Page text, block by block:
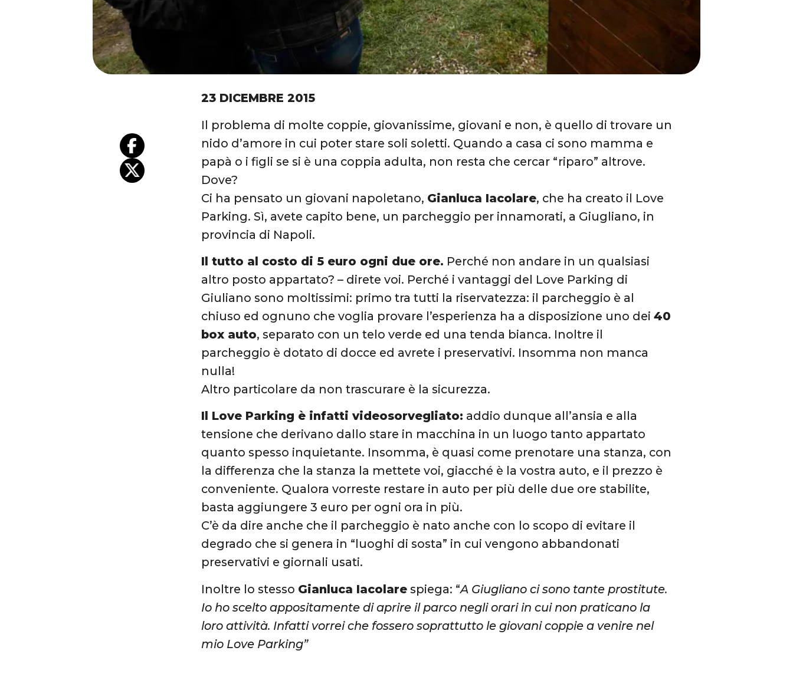
23 DICEMBRE 2015
Il problema di molte coppie, giovanissime, giovani e non, è quello di trovare un
nido d’amore in cui poter stare soli soletti. Quando a casa ci sono mamma e
papà o i figli se si è una coppia adulta, non resta che cercar “riparo” altrove.
Dove?
Ci ha pensato un giovani napoletano, Gianluca Iacolare, che ha creato il Love
Parking. Sì, avete capito bene, un parcheggio per innamorati, a Giugliano, in
provincia di Napoli.
Il tutto al costo di 5 euro ogni due ore. Perché non andare in un qualsiasi
altro posto appartato? – direte voi. Perché i vantaggi del Love Parking di
Giuliano sono moltissimi: primo tra tutti la riservatezza: il parcheggio è al
chiuso ed ognuno che voglia provare l’esperienza ha a disposizione uno dei40
box auto, separato con un telo verde ed una tenda bianca. Inoltre il
parcheggio è dotato di docce ed avrete i preservativi. Insomma non manca
nulla!
Altro particolare da non trascurare è la sicurezza.
Il Love Parking è infatti videosorvegliato: addio dunque all’ansia e alla
tensione che derivano dallo stare in macchina in un luogo tanto appartato
quanto spesso inquietante. Insomma, è quasi come prenotare una stanza, con
la differenza che la stanza la mettete voi, giacché è la vostra auto, e il prezzo è
conveniente. Qualora vorreste restare in auto per più delle due ore stabilite,
basta aggiungere 3 euro per ogni ora in più.
C’è da dire anche che il parcheggio è nato anche con lo scopo di evitare il
degrado che si genera in “luoghi di sosta” in cui vengono abbandonati
preservativi e giornali usati.
Inoltre lo stesso Gianluca Iacolare spiega: “A Giugliano ci sono tante prostitute.
Io ho scelto appositamente di aprire il parco negli orari in cui non praticano la
loro attività. Infatti vorrei che fossero soprattutto le giovani coppie a venire nel
mio Love Parking”